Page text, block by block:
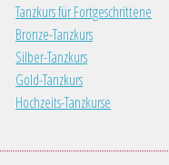
Tanzkurs für Fortgeschrittene
Bronze-Tanzkurs
Silber-Tanzkurs
Gold-Tanzkurs
Hochzeits-Tanzkurse